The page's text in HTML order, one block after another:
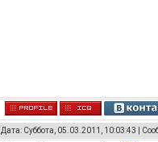
Дата: Суббота, 05.03.2011, 10:03:43 |